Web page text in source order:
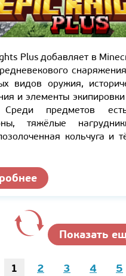
Plus добавляет в
видов оружия,
и элементы
Среди предметов
тяжёлые
кольчуга и
Показать
1 2 3 4 5